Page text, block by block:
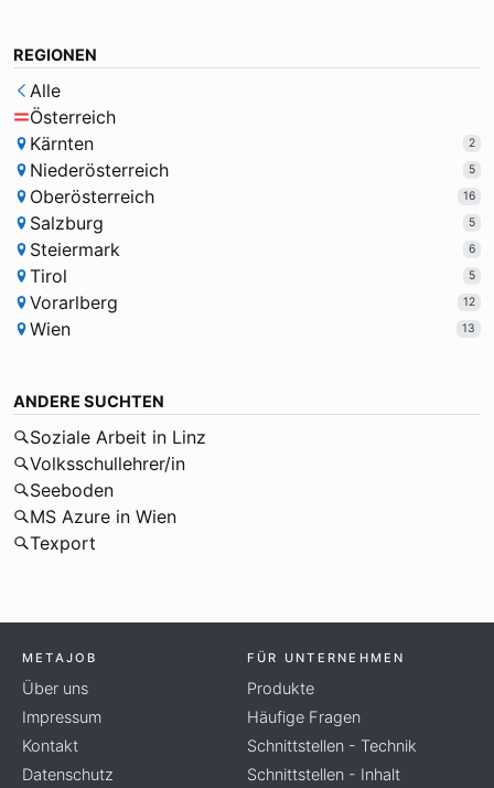
REGIONEN
Alle
Österreich
Kärnten
2
Niederösterreich 5
Oberösterreich 16
Salzburg 5
Steiermark 6
Tirol 5
Vorarlberg 12
Wien 13
ANDERE SUCHTEN
Soziale Arbeit in Linz
Volksschullehrer/in
Seeboden
MS Azure in Wien
Texport
METAJOB
Über uns
Impressum
Kontakt
Datenschutz
FÜR UNTERNEHMEN
Produkte
Häufige Fragen
Schnittstellen - Technik
Schnittstellen - Inhalt